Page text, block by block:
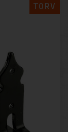
TORV